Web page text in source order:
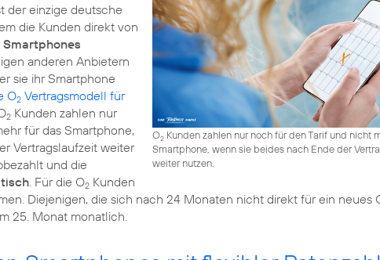
O2Kunden zahlen nur noch für den Tarif und nicht
Smartphone, wenn sie beides nach Ende der
weiter nutzen.
der einzige deutsche
die Kunden direkt von
anderen Anbietern
sie ihr Smartphone
O2 Vertragsmodell für
2 Kunden zahlen nur
für das Smartphone,
Vertragslaufzeit weiter
und die
. Für die O2 Kunden
Diejenigen, die sich nach 24 Monaten nicht direkt für ein neues
25. Monat monatlich.